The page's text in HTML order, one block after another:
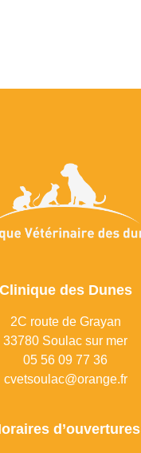
Clinique des Dunes
2C route de Grayan
33780 Soulac sur mer
05 56 09 77 36
cvetsoulac@orange.fr
d’ouvertures